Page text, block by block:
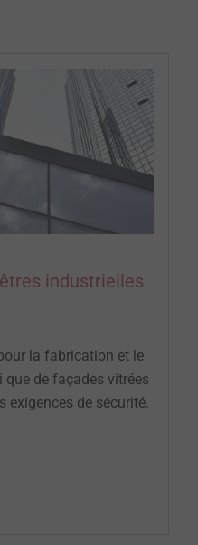
industrielles
la fabrication et le
de façades vitrées
exigences de sécurité.